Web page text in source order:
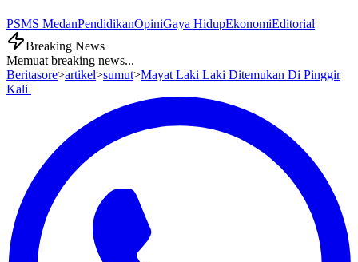
PSMS MedanPendidikanOpiniGaya HidupEkonomiEditorial
Breaking News
Memuat breaking news...
Beritasore>artikel>sumut>Mayat Laki Laki Ditemukan Di Pinggir
Kali